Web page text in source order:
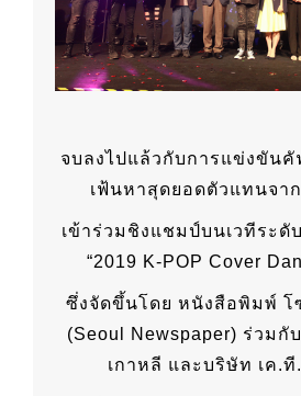
จบลงไปแล้วกับการแข่งขันคั
เฟ้นหาสุดยอดตัวแทนจา
เข้าร่วมชิงแชมป์บนเวทีระดั
“2019 K-POP Cover
ซึ่งจัดขึ้นโดย หนังสือพิมพ์ โ
(Seoul Newspaper) ร่วม
เกาหลี และบริษัท เค.